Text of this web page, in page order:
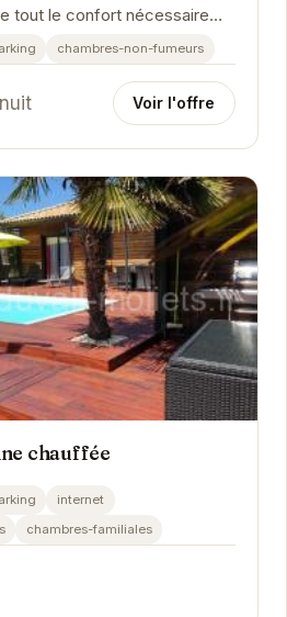
tout le confort nécessaire
Lumineux et spacieux, il...
chambres-non-fumeurs
Voir l'offre
chauffée
internet
chambres-familiales